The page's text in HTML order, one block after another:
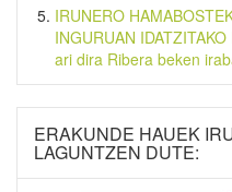
IRUNERO
INGURUAN
ari dira Ribera beken
ERAKUNDE HAUEK
LAGUNTZEN DUTE: